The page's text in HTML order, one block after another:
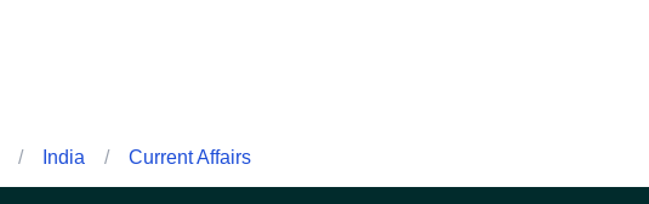
/ India / Current Affairs